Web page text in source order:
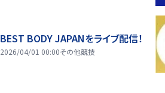
BEST BODY JAPANをライブ配信！
2026/04/01 00:00その他競技